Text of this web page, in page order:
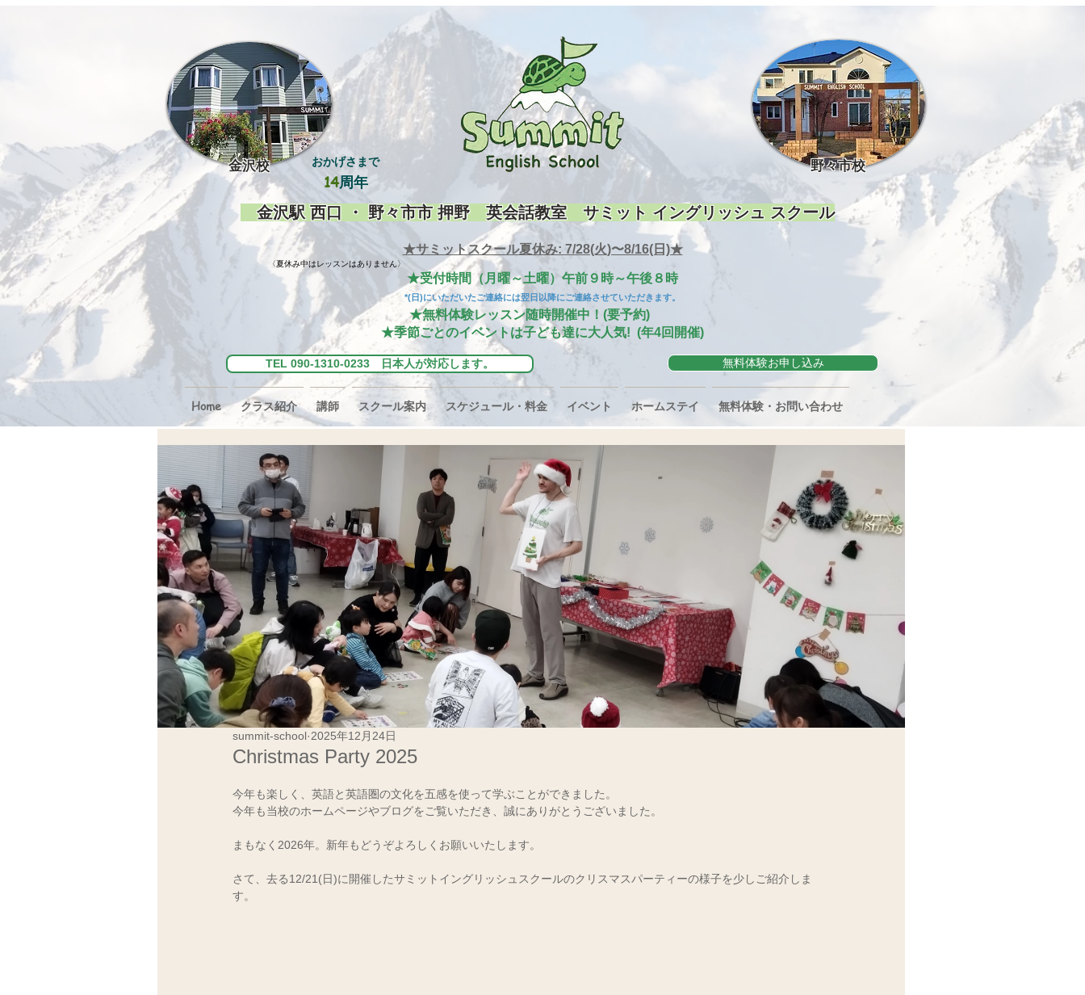
金沢校 おかげさまで
14周年
野々市校
金沢駅 西口 ・ 野々市市 押野 英会話教室 サミット イングリッシュ スクール
★サミットスクール夏休み: 7/28(火)〜8/16(日)★
​〈夏休み中はレッスンはありません〉
★受付時間（月曜～土曜）午前９時～午後８時
*(日)にいただいたご連絡には翌日以降にご連絡させていただきます。
★無料体験レッスン随時開催中！(要予約)
★季節ごとのイベントは子ども達に大人気! (年4回開催)
TEL 090-1310-0233 日本人が対応します。 無料体験お申し込み
Home クラス紹介 講師 スクール案内 スケジュール・料金 イベント ホームステイ 無料体験・お問い合わせ
Christmas Party 2025
summit-school 2025年12月24日
今年も楽しく、英語と英語圏の文化を五感を使って学ぶことができました。
今年も当校のホームページやブログをご覧いただき、誠にありがとうございました。
まもなく2026年。新年もどうぞよろしくお願いいたします。
さて、去る12/21(日)に開催したサミットイングリッシュスクールのクリスマスパーティーの様子を少しご紹介しま
す。